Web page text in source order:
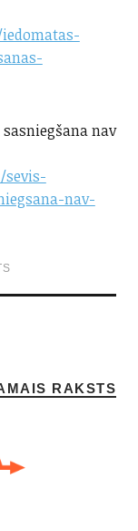
nav
nav-
RAKSTS